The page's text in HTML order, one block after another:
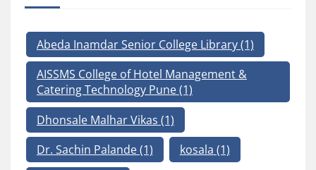
Abeda Inamdar Senior College Library(1)
AISSMS College of Hotel Management &
Catering Technology Pune(1)
Dhonsale Malhar Vikas (1)
Dr. Sachin Palande(1) kosala (1)